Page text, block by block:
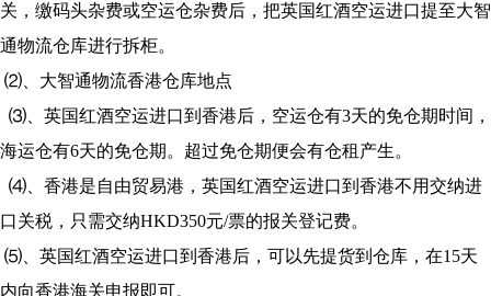
关，缴码头杂费或空运仓杂费后，把英国红酒空运进口提至大智
通物流仓库进行拆柜。
⑵、大智通物流香港仓库地点
⑶、英国红酒空运进口到香港后，空运仓有3天的免仓期时间，
海运仓有6天的免仓期。超过免仓期便会有仓租产生。
⑷、香港是自由贸易港，英国红酒空运进口到香港不用交纳进
口关税，只需交纳HKD350元/票的报关登记费。
⑸、英国红酒空运进口到香港后，可以先提货到仓库，在15天
内向香港海关申报即可。